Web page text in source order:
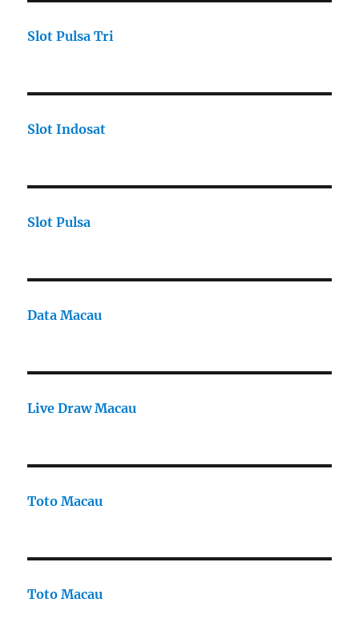
Slot Pulsa Tri
Slot Indosat
Slot Pulsa
Data Macau
Live Draw Macau
Toto Macau
Toto Macau